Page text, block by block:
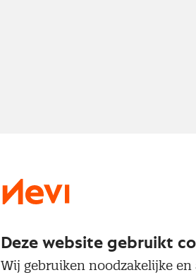
Deze website gebruikt
Wij gebruiken noodzakelijke